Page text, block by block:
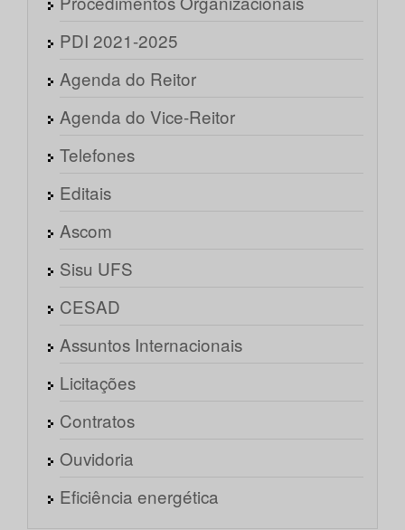
PDI 2021-2025
Agenda do Reitor
Agenda do Vice-Reitor
Telefones
Editais
Ascom
Sisu UFS
CESAD
Assuntos Internacionais
Licitações
Contratos
Ouvidoria
Eficiência energética